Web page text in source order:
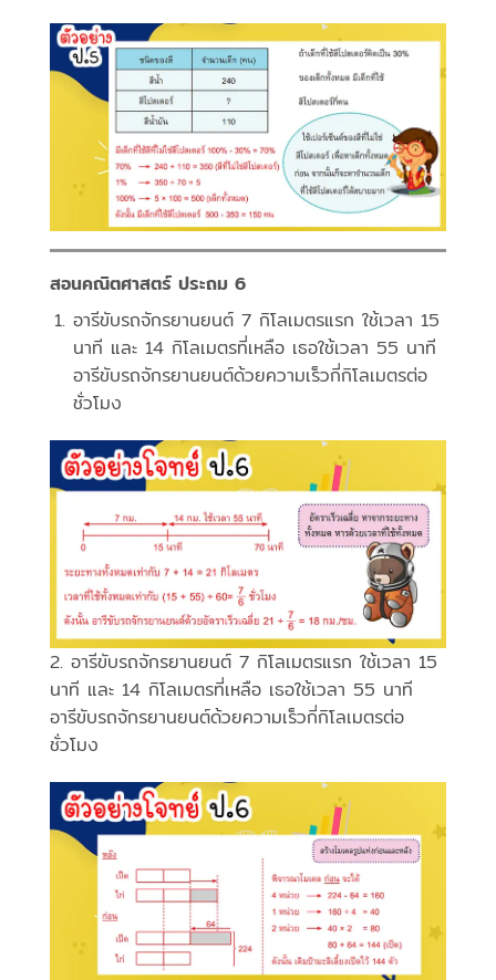
สอนคณิตศาสตร์ ประถม 6
อารีขับรถจักรยานยนต์ 7 กิโลเมตรแรก ใช้เวลา 15
นาที และ 14 กิโลเมตรที่เหลือ เธอใช้เวลา 55 นาที
อารีขับรถจักรยานยนต์ด้วยความเร็วกี่กิโลเมตรต่อ
ชั่วโมง
2. อารีขับรถจักรยานยนต์ 7 กิโลเมตรแรก ใช้เวลา 15
นาที และ 14 กิโลเมตรที่เหลือ เธอใช้เวลา 55 นาที
อารีขับรถจักรยานยนต์ด้วยความเร็วกี่กิโลเมตรต่อ
ชั่วโมง